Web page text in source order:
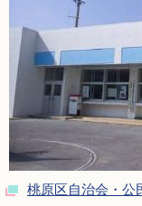
桃原区自治会・公